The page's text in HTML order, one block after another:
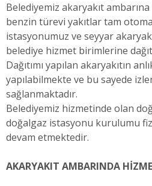
Belediyemiz akaryakıt
benzin türevi yakıtlar tam
istasyonumuz ve seyyar
belediye hizmet birimlerine
Dağıtımı yapılan akaryakıtın
yapılabilmekte ve bu sayede
sağlanmaktadır.
Belediyemiz hizmetinde olan
doğalgaz istasyonu kurulumu
devam etmektedir.
AKARYAKIT AMBARINDA